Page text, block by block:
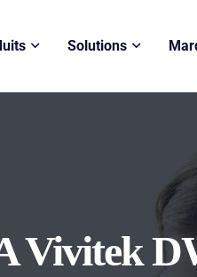
Solutions